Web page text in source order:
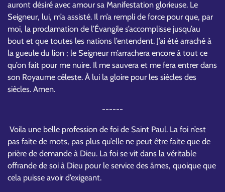
auront désiré avec amour sa Manifestation glorieuse. Le
Seigneur, lui, m’a assisté. Il m’a rempli de force pour que, par
moi, la proclamation de l’Évangile s’accomplisse jusqu’au
bout et que toutes les nations l’entendent. J’ai été arraché à
la gueule du lion ; le Seigneur m’arrachera encore à tout ce
qu’on fait pour me nuire. Il me sauvera et me fera entrer dans
son Royaume céleste. À lui la gloire pour les siècles des
siècles. Amen.
------
Voila une belle profession de foi de Saint Paul. La foi n’est
pas faite de mots, pas plus qu’elle ne peut être faite que de
prière de demande à Dieu. La foi se vit dans la véritable
offrande de soi à Dieu pour le service des âmes, quoique que
cela puisse avoir d’exigeant.